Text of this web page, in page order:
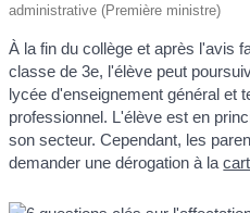
administrative (Première ministre)
À la fin du collège et après l'avis
classe de 3e, l'élève peut
lycée d'enseignement général et
professionnel. L'élève est en
son secteur. Cependant, les
demander une dérogation à la